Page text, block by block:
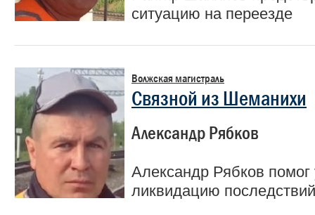
ситуацию на переезде
Волжская магистраль
Связной из Шеманихи
Александр Рябков
Александр Рябков помог
ликвидацию